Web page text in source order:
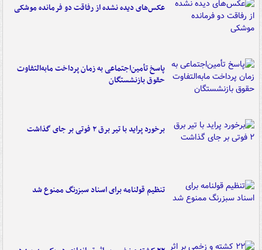
عکس‌های دیده نشده از رفاقت دو فرمانده‌ موشکی
پاسخ تأمین‌اجتماعی به زمان پرداخت مابه‌التفاوت
حقوق بازنشستگان
برخورد پراید با تیر برق ۲ فوتی بر جای گذاشت
تنظیم قولنامه برای اسناد سبزرنگ ممنوع شد